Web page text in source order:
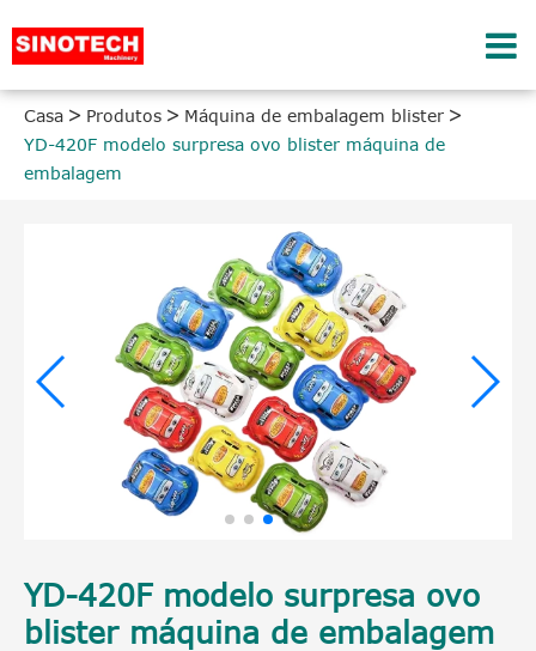
Casa Produtos
Máquina de embalagem blister
YD-420F modelo surpresa ovo blister máquina de
embalagem
YD-420F modelo surpresa ovo
blister máquina de embalagem